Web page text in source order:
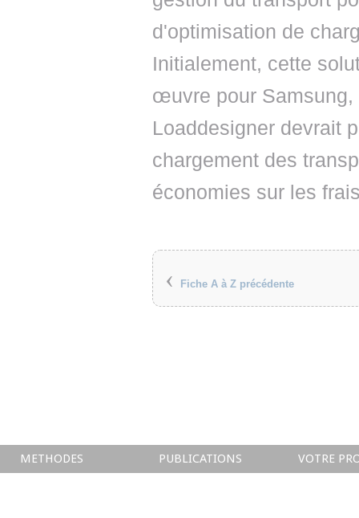
d'optimisation de
Initialement, cette
œuvre pour Samsung,
Loaddesigner devrait
chargement des
économies sur les
‹ Fiche A à Z précédente
METHODES PUBLICATIONS VOTRE